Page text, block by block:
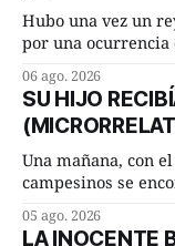
Hubo una vez un
por una ocurrencia
Dime, hombre sabio,
consejero, que era
inmediato:
06 ago. 2026
SU HIJO
Una mañana, con
campesinos se
remolachas, Manuel?
05 ago. 2026
LA INOCENTE